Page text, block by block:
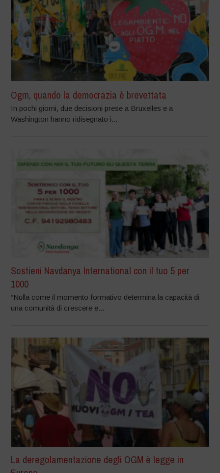
Ogm, quando la democrazia è brevettata
In pochi giorni, due decisioni prese a Bruxelles e a
Washington hanno ridisegnato i...
Sostieni Navdanya International con il tuo 5 per
1000
“Nulla come il momento formativo determina la capacità di
una comunità di crescere e...
La deregolamentazione degli OGM è legge in